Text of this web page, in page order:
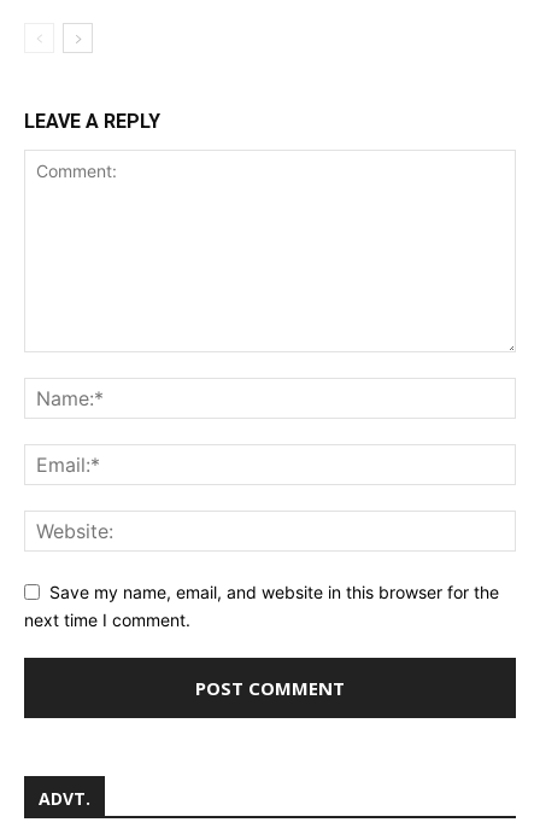
LEAVE A REPLY
Save my name, email, and website in this browser for the
next time I comment.
ADVT.